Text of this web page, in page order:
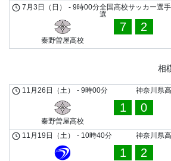
全国高校サッカー選
選
7月3日（日） - 9時00分
秦野曽屋高校
7 2
相
神奈川県
11月26日（土） - 9時00分
秦野曽屋高校
1 0
神奈川県
11月19日（土） - 10時40分
1 2